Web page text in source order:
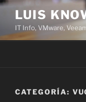
Saltar
contenido
LUIS
IT Info, VMware,
CATEGORÍA: